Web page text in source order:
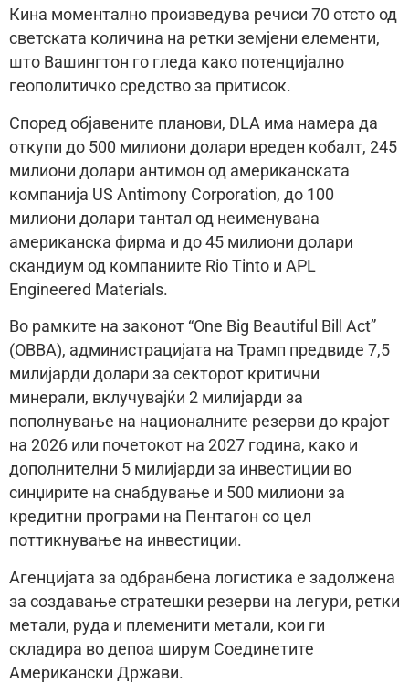
Кина моментално произведува речиси 70 отсто од
светската количина на ретки земјени елементи,
што Вашингтон го гледа како потенцијално
геополитичко средство за притисок.
Според објавените планови, DLA има намера да
откупи до 500 милиони долари вреден кобалт, 245
милиони долари антимон од американската
компанија US Antimony Corporation, до 100
милиони долари тантал од неименувана
американска фирма и до 45 милиони долари
скандиум од компаниите Rio Tinto и APL
Engineered Materials.
Во рамките на законот “One Big Beautiful Bill Act”
(OBBA), администрацијата на Трамп предвиде 7,5
милијарди долари за секторот критични
минерали, вклучувајќи 2 милијарди за
пополнување на националните резерви до крајот
на 2026 или почетокот на 2027 година, како и
дополнителни 5 милијарди за инвестиции во
синџирите на снабдување и 500 милиони за
кредитни програми на Пентагон со цел
поттикнување на инвестиции.
Агенцијата за одбранбена логистика е задолжена
за создавање стратешки резерви на легури, ретки
метали, руда и племенити метали, кои ги
складира во депоа ширум Соединетите
Американски Држави.